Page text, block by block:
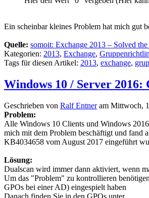
Ein scheinbar kleines Problem hat mich gut
Quelle: somoit: Exchange 2013 – Solved
Kategorien: 2013, Exchange,
Tags für diesen Artikel: 2013, exchange,
Windows 10 / Server
Geschrieben von Ralf Entneram Mittwoch,
Problem:
Alle Windows 10 Clients und Windows
mich mit dem Problem beschäftigt und fand
KB4034658 vom August 2017 eingeführt
Lösung:
Dualscan wird immer dann aktiviert, wenn
Um das "Problem" zu kontrollieren
GPOs bei einer AD) eingespielt haben
Danach finden Sie in den GPOs unter